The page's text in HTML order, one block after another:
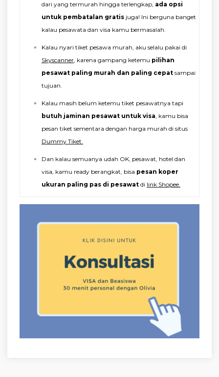
dari yang termurah hingga terlengkap, ada opsi
untuk pembatalan gratis juga! Ini berguna banget
kalau pesawata dan visa kamu bermasalah.
Kalau nyari tiket pesawa murah, aku selalu pakai di
Skyscanner, karena gampang ketemu pilihan
pesawat paling murah dan paling cepat sampai
tujuan.
Kalau masih belum ketemu tiket pesawatnya tapi
butuh jaminan pesawat untuk visa, kamu bisa
pesan tiket sementara dengan harga murah di situs
Dummy Tiket.
Dan kalau semuanya udah OK, pesawat, hotel dan
visa, kamu ready berangkat, bisa pesan koper
ukuran paling pas di pesawat di link Shopee.